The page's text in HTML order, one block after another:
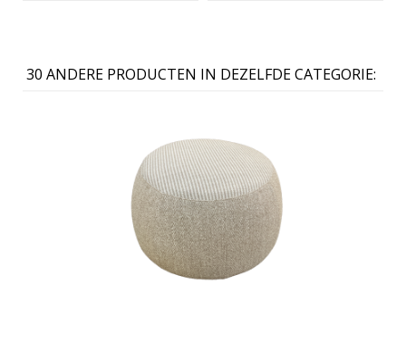
30 ANDERE PRODUCTEN IN DEZELFDE CATEGORIE: